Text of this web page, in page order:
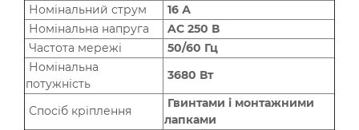
Номінальний струм
16 А
Номінальна напруга
AC 250 В
Частота мережі
50/60 Гц
Номінальна
потужність
3680 Вт
Спосіб кріплення
Гвинтами і монтажними
лапками